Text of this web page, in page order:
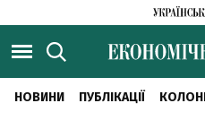
НОВИНИ ПУБЛІКАЦІЇ